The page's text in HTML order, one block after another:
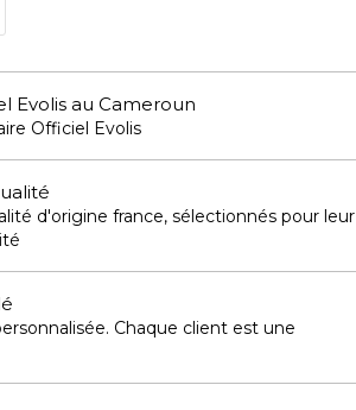
Evolis au Cameroun
Officiel Evolis
d'origine france, sélectionnés pour leur
Chaque client est une